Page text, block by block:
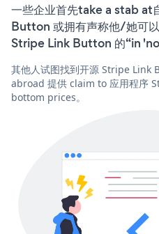
一些企业首先take a stab
Button 或拥有声称他/她可
Stripe Link Button 的“in 'no
其他人试图找到开源 Stripe Link
abroad 提供 claim to 应用程序
bottom prices。